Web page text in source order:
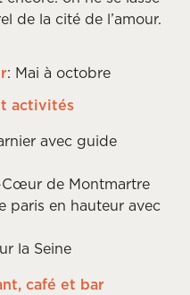
de la cité de l’amour.
: Mai à octobre
activités
avec guide
de Montmartre
paris en hauteur avec
la Seine
café et bar